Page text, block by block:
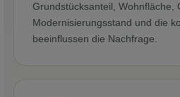
Grundstücksanteil, Wohnfläche,
Modernisierungsstand und die
beeinflussen die Nachfrage.